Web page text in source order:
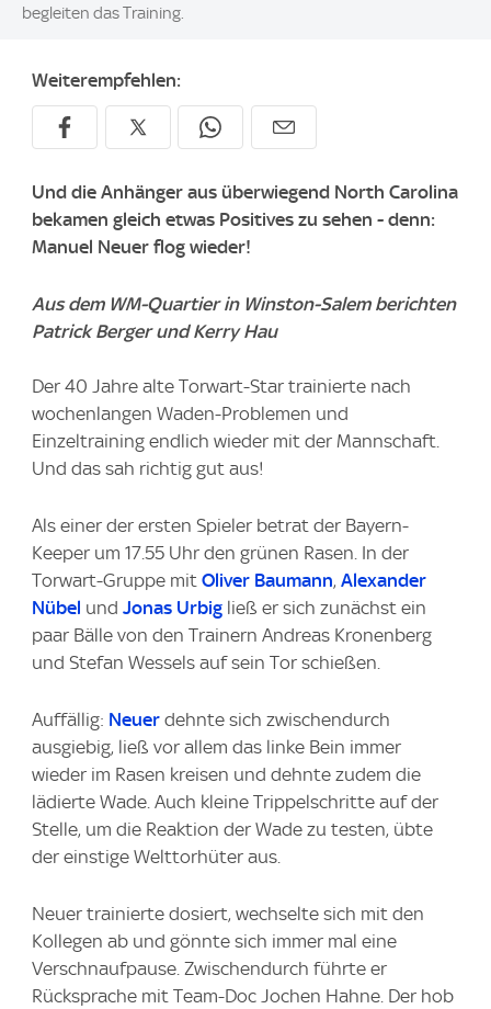
begleiten das Training.
Weiterempfehlen:
Und die Anhänger aus überwiegend North Carolina
bekamen gleich etwas Positives zu sehen - denn:
Manuel Neuer flog wieder!
Aus dem WM-Quartier in Winston-Salem berichten
Patrick Berger und Kerry Hau
Der 40 Jahre alte Torwart-Star trainierte nach
wochenlangen Waden-Problemen und
Einzeltraining endlich wieder mit der Mannschaft.
Und das sah richtig gut aus!
Als einer der ersten Spieler betrat der Bayern-
Keeper um 17.55 Uhr den grünen Rasen. In der
Torwart-Gruppe mit Oliver Baumann, Alexander
Nübel und Jonas Urbig ließ er sich zunächst ein
paar Bälle von den Trainern Andreas Kronenberg
und Stefan Wessels auf sein Tor schießen.
Auffällig: Neuer dehnte sich zwischendurch
ausgiebig, ließ vor allem das linke Bein immer
wieder im Rasen kreisen und dehnte zudem die
lädierte Wade. Auch kleine Trippelschritte auf der
Stelle, um die Reaktion der Wade zu testen, übte
der einstige Welttorhüter aus.
Neuer trainierte dosiert, wechselte sich mit den
Kollegen ab und gönnte sich immer mal eine
Verschnaufpause. Zwischendurch führte er
Rücksprache mit Team-Doc Jochen Hahne. Der hob